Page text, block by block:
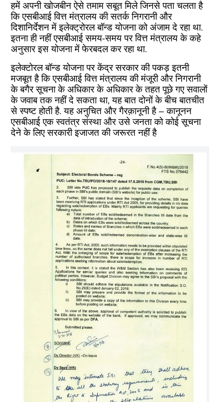
हमें अपनी खोजबीन ऐसे तमाम सबूत मिले जिनसे पता चलता है
कि एसबीआई वित्त मंत्रालय की सतर्क निगरानी और
दिशानिर्देशन में इलेक्ट्रोरल बॉन्ड योजना को अंजाम दे रहा था.
इतना ही नहीं एसबीआई समय-समय पर वित्त मंत्रालय के कहे
अनुसार इस योजना में फेरबदल कर रहा था.
इलेक्टोरल बॉन्ड योजना पर केंद्र सरकार की पकड़ इतनी
मजबूत है कि एसबीआई वित्त मंत्रालय की मंजूरी और निगरानी
के बगैर सूचना के अधिकार के अधिकार के तहत पूछे गए सवालों
के जवाब तक नहीं दे सकता था, यह बात दोनों के बीच बातचीत
से स्पष्ट होती है. यह अनुचित और गैरक़ानूनी है – कानूनन
एसबीआई एक स्वतंत्र संस्था और उसे जनता को कोई सूचना
देने के लिए सरकारी इजाजत की जरूरत नहीं है